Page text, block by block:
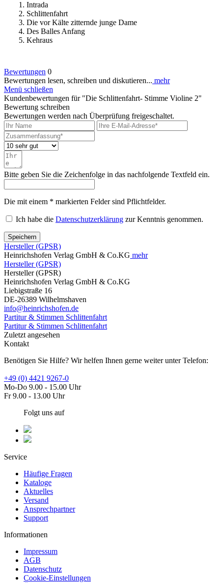
1. Intrada
2. Schlittenfahrt
3. Die vor Kälte zitternde junge Dame
4. Des Balles Anfang
5. Kehraus
Bewertungen 0
Bewertungen lesen, schreiben und diskutieren... mehr
Menü schließen
Kundenbewertungen für "Die Schlittenfahrt- Stimme Violine 2"
Bewertung schreiben
Bewertungen werden nach Überprüfung freigeschaltet.
Bitte geben Sie die Zeichenfolge in das nachfolgende Textfeld ein.
Die mit einem * markierten Felder sind Pflichtfelder.
Ich habe die Datenschutzerklärung zur Kenntnis genommen.
Speichern
Hersteller (GPSR)
Heinrichshofen Verlag GmbH & Co.KG mehr
Hersteller (GPSR)
Hersteller (GPSR)
Heinrichshofen Verlag GmbH & Co.KG
Liebigstraße 16
DE-26389 Wilhelmshaven
info@heinrichshofen.de
Partitur & Stimmen Schlittenfahrt
Partitur & Stimmen Schlittenfahrt
Zuletzt angesehen
Kontakt
Benötigen Sie Hilfe? Wir helfen Ihnen gerne weiter unter Telefon:
+49 (0) 4421 9267-0
Mo-Do 9.00 - 15.00 Uhr
Fr 9.00 - 13.00 Uhr
Folgt uns auf
Service
Häufige Fragen
Kataloge
Aktuelles
Versand
Ansprechpartner
Support
Informationen
Impressum
AGB
Datenschutz
Cookie-Einstellungen